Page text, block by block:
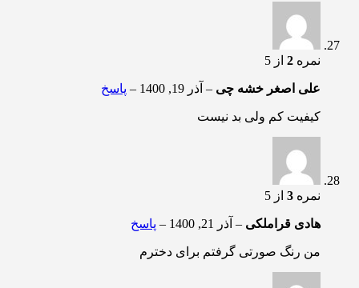
نمره 2 از 5
علی اصغر خشه چی – آذر 19, 1400 – پاسخ
کیفیت کم ولی بد نیست
نمره 3 از 5
هادی قراملکی – آذر 21, 1400 – پاسخ
من رنگ صورتی گرفتم برای دخترم